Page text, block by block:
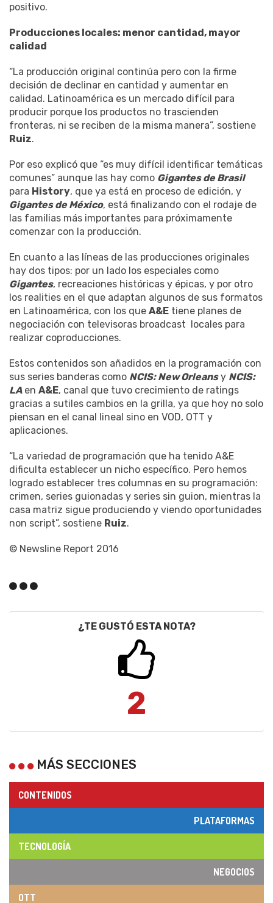
positivo.
Producciones locales: menor cantidad, mayor
calidad
“La producción original continúa pero con la firme
decisión de declinar en cantidad y aumentar en
calidad. Latinoamérica es un mercado difícil para
producir porque los productos no trascienden
fronteras, ni se reciben de la misma manera”, sostiene
Ruiz.
Por eso explicó que “es muy difícil identificar temáticas
comunes” aunque las hay como Gigantes de Brasil
para History, que ya está en proceso de edición, y
Gigantes de México, está finalizando con el rodaje de
las familias más importantes para próximamente
comenzar con la producción.
En cuanto a las líneas de las producciones originales
hay dos tipos: por un lado los especiales como
Gigantes, recreaciones históricas y épicas, y por otro
los realities en el que adaptan algunos de sus formatos
en Latinoamérica, con los que A&E tiene planes de
negociación con televisoras broadcast locales para
realizar coproducciones.
Estos contenidos son añadidos en la programación con
sus series banderas como NCIS: New Orleansy NCIS:
LAen A&E, canal que tuvo crecimiento de ratings
gracias a sutiles cambios en la grilla, ya que hoy no solo
piensan en el canal lineal sino en VOD, OTT y
aplicaciones.
“La variedad de programación que ha tenido A&E
dificulta establecer un nicho específico. Pero hemos
logrado establecer tres columnas en su programación:
crimen, series guionadas y series sin guion, mientras la
casa matriz sigue produciendo y viendo oportunidades
non script”, sostiene Ruiz.
© Newsline Report 2016
¿TE GUSTÓ ESTA NOTA?
2
MÁS SECCIONES
CONTENIDOS
PLATAFORMAS
TECNOLOGÍA
NEGOCIOS
OTT